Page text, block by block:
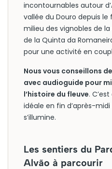
incontournables autour
vallée du Douro depuis le
milieu des vignobles de
de la Quinta da
pour une activité en
Nous vous conseillons
avec audioguide pour
l’histoire du fleuve.
idéale en fin d’après-
s’illumine.
Les sentiers du
Alvão à parcourir